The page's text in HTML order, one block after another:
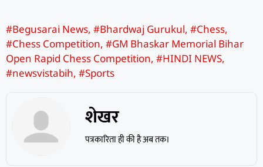
#Begusarai News, #Bhardwaj Gurukul, #Chess,
#Chess Competition, #GM Bhaskar Memorial Bihar
Open Rapid Chess Competition, #HINDI NEWS,
#newsvistabih, #Sports
शेखर
पत्रकारिता ही की है अब तक।